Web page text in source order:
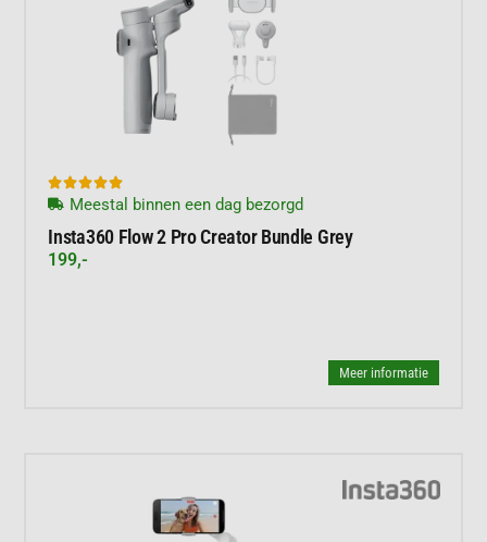

Meestal binnen een dag bezorgd
Insta360 Flow 2 Pro Creator Bundle Grey
199,-
Meer informatie